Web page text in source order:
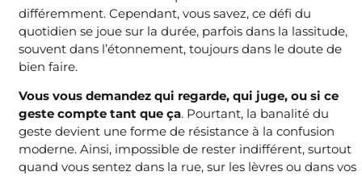
différemment. Cependant, vous savez, ce défi du
quotidien se joue sur la durée, parfois dans la lassitude,
souvent dans l’étonnement, toujours dans le doute de
bien faire.
Vous vous demandez qui regarde, qui juge, ou si ce
geste compte tant que ça. Pourtant, la banalité du
geste devient une forme de résistance à la confusion
moderne. Ainsi, impossible de rester indifférent, surtout
quand vous sentez dans la rue, sur les lèvres ou dans vos